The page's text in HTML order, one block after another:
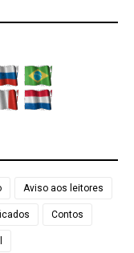
Aviso aos leitores
Contos